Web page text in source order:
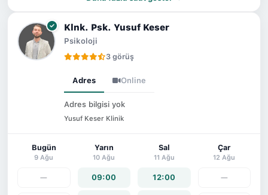
Klnk. Psk. Yusuf Keser
Psikoloji
3 görüş
Adres Online
Adres bilgisi yok
Yusuf Keser Klinik
Bugün
9 Ağu
—
Yarın
10 Ağu
09:00
Sal
11 Ağu
12:00
Çar
12 Ağu
—